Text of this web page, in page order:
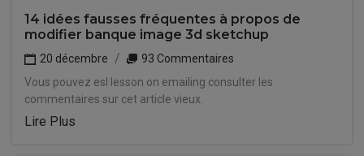
14 idées fausses fréquentes à propos de
modifier banque image 3d sketchup
20 décembre
93 Commentaires
Vous pouvez esl lesson on emailing consulter les
commentaires sur cet article vieux.
Lire Plus